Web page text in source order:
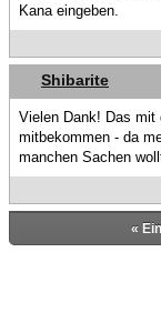
Kana eingeben.
Shibarite
Vielen Dank! Das mit
mitbekommen - da
manchen Sachen
«